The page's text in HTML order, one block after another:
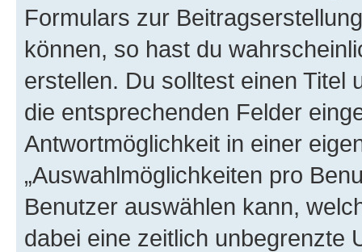
Formulars zur
können, so hast du
erstellen. Du solltest einen Titel
die entsprechenden Felder
Antwortmöglichkeit in einer
„Auswahlmöglichkeiten pro
Benutzer auswählen kann,
dabei eine zeitlich unbegrenzte